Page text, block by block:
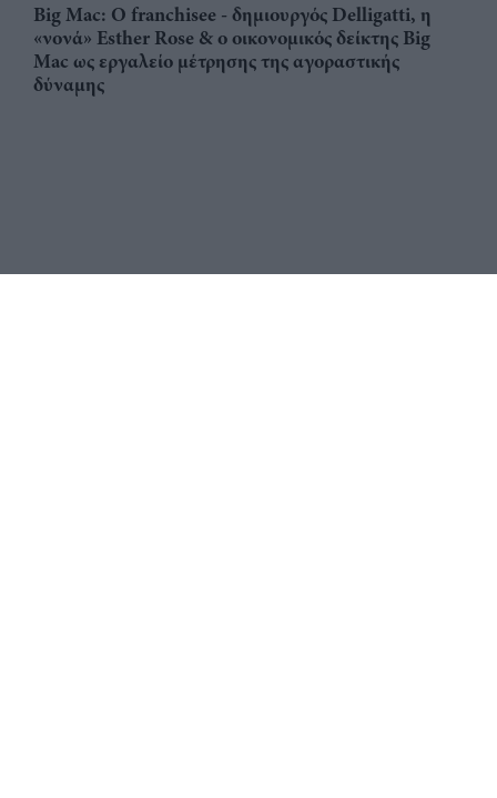
Big Mac: Ο franchisee - δημιουργός Delligatti, η
«νονά» Esther Rose & ο οικονομικός δείκτης Big
Mac ως εργαλείο μέτρησης της αγοραστικής
δύναμης